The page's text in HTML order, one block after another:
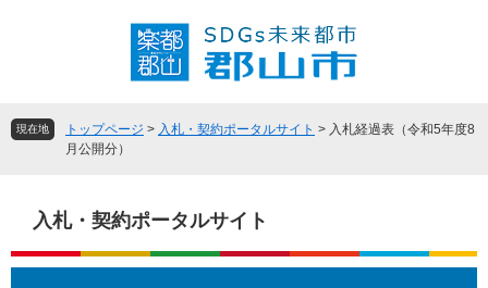
頭
飛
へ
現在地 トップページ > 入札・契約ポータルサイト > 入札経過表（令和5年度8
月公開分）
入札・契約ポータルサイト